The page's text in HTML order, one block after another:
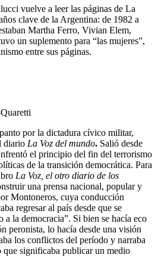
vuelve a leer las páginas de La
clave de la Argentina: de 1982 a
Martha Ferro, Vivian Elem,
un suplemento para “las mujeres”,
entre sus páginas.
por la dictadura cívico militar,
diario La Voz del mundo. Salió desde
el principio del fin del terrorismo
de la transición democrática. Para
La Voz, el otro diario de los
una prensa nacional, popular y
Montoneros, cuya conducción
regresar al país desde que se
a la democracia”. Si bien se hacía eco
peronista, lo hacía desde una visión
los conflictos del período y narraba
que significaba publicar un medio